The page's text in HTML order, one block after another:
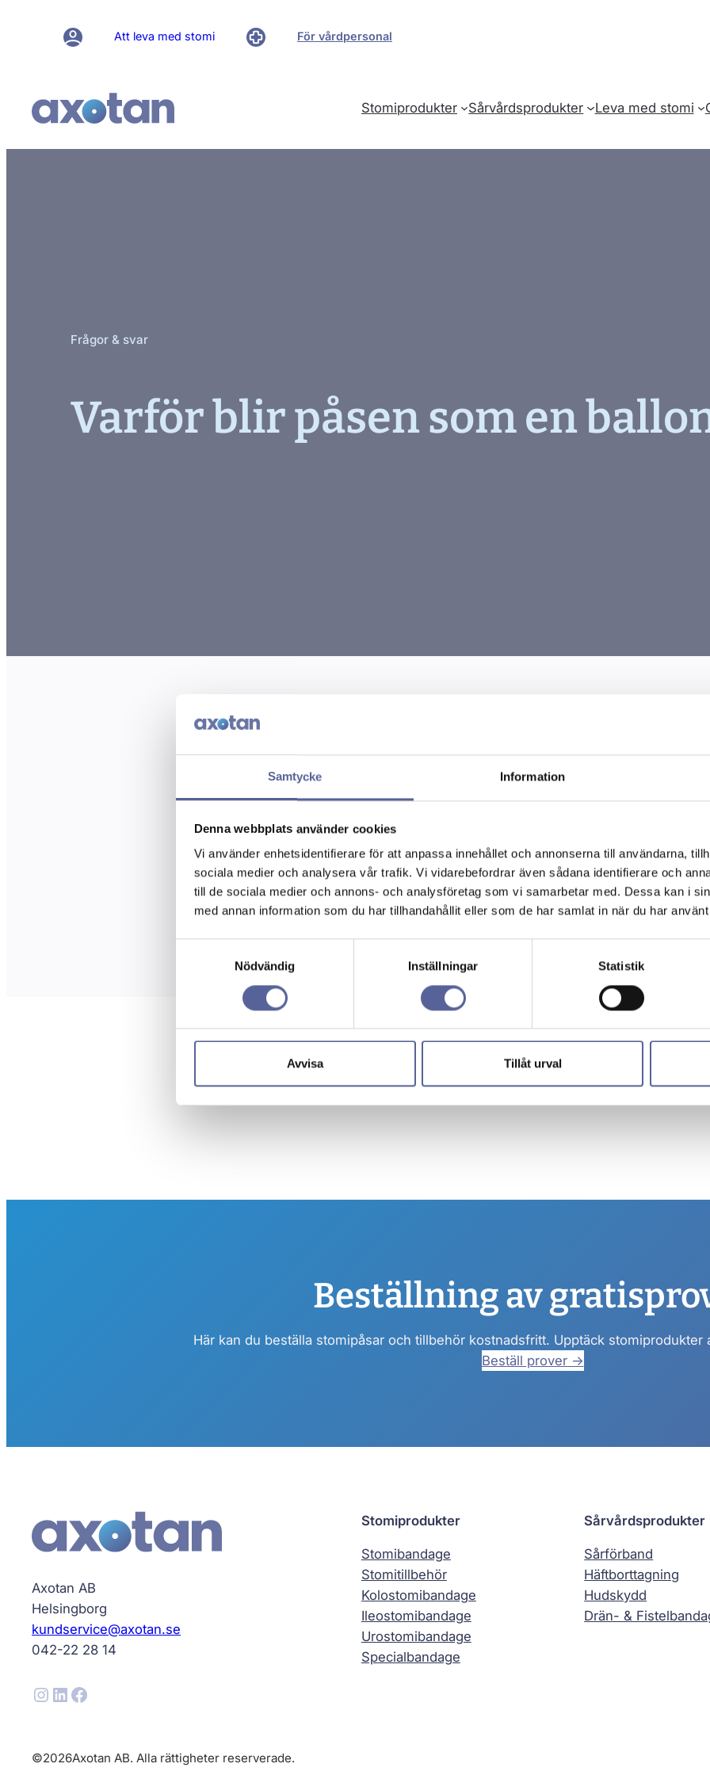
Samtycke Information
Denna webbplats använder cookies
Vi använder enhetsidentifierare för att anpassa innehållet och annonserna till användarna,
sociala medier och analysera vår trafik. Vi vidarebefordrar även sådana identifierare och
till de sociala medier och annons- och analysföretag som vi samarbetar med. Dessa kan i
med annan information som du har tillhandahållit eller som de har samlat in när du har
Nödvändig
Inställningar Statistik
Avvisa Tillåt urval
Att leva med stomi För vårdpersonal
Stomiprodukter Sårvårdsprodukter Leva med stomi
Frågor & svar
Varför blir påsen som en
Beställning av
Här kan du beställa stomipåsar och tillbehör kostnadsfritt. Upptäck stomiprodukter
Beställ prover →
Axotan AB
Helsingborg
kundservice@axotan.se
042-22 28 14
Instagram LinkedIn Facebook
Stomiprodukter
Stomibandage
Stomitillbehör
Kolostomibandage
Ileostomibandage
Urostomibandage
Specialbandage
Sårvårdsprodukter
Sårförband
Häftborttagning
Hudskydd
Drän- &
©2026Axotan AB. Alla rättigheter reserverade.